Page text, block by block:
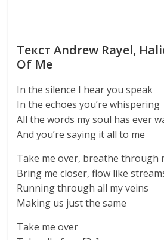
Текст Andrew Rayel,
Of Me
In the silence I hear you speak
In the echoes you’re whispering
All the words my soul has ever
And you’re saying it all to me
Take me over, breathe through
Bring me closer, flow like
Running through all my veins
Making us just the same
Take me over